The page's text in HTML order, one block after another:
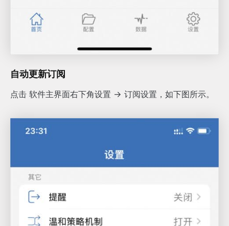
自动更新订阅
点击 软件主界面右下角设置 -> 订阅设置，如下图所示。